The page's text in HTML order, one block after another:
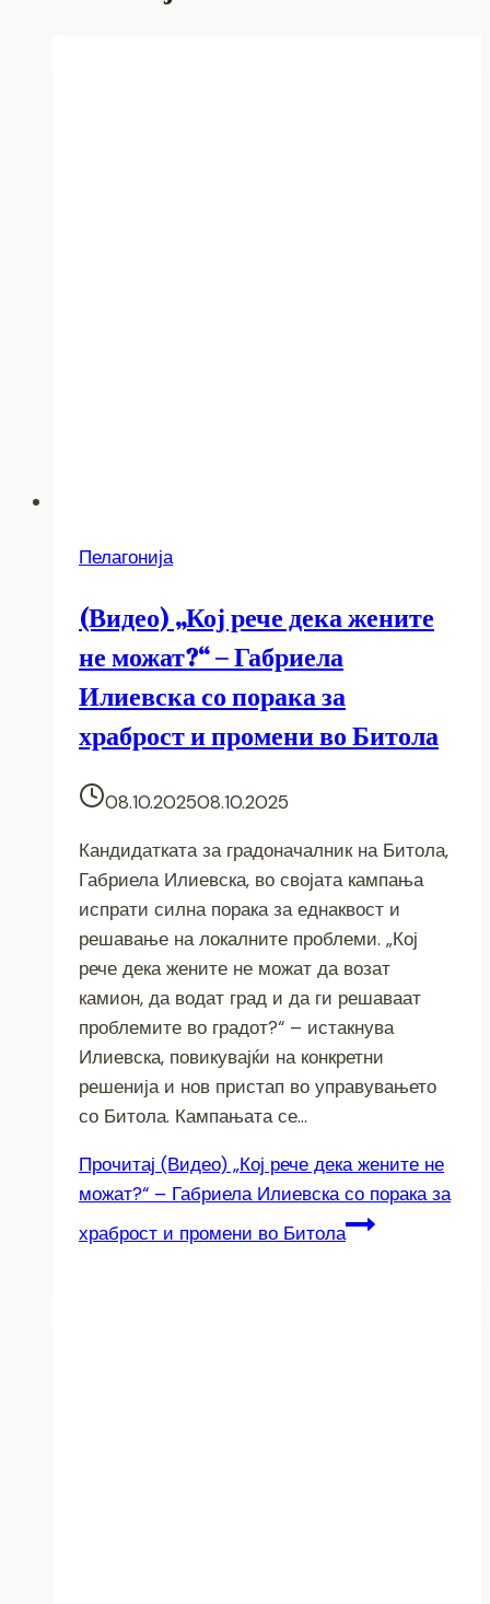
Пелагонија
(Видео) „Кој рече дека жените
не можат?“ – Габриела
Илиевска со порака за
храброст и промени во Битола
08.10.202508.10.2025
Кандидатката за градоначалник на Битола,
Габриела Илиевска, во својата кампања
испрати силна порака за еднаквост и
решавање на локалните проблеми. „Кој
рече дека жените не можат да возат
камион, да водат град и да ги решаваат
проблемите во градот?“ – истакнува
Илиевска, повикувајќи на конкретни
решенија и нов пристап во управувањето
со Битола. Кампањата се…
Прочитај (Видео) „Кој рече дека жените не
можат?“ – Габриела Илиевска со порака за
храброст и промени во Битола